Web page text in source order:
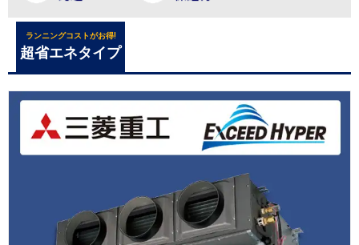
ランニングコストがお得!
超省エネタイプ